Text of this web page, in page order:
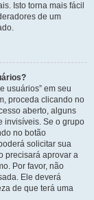
Isto torna mais fácil
de um
usuários” em seu
proceda clicando no
aberto, alguns
invisíveis. Se o grupo
no botão
solicitar sua
precisará aprovar a
Por favor, não
Ele deverá
de que terá uma